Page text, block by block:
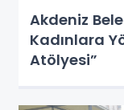
Akdeniz
Kadınlara
Atölyesi”